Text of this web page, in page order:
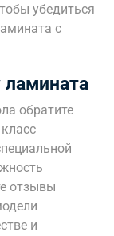
убедиться
с
обратите
отзывы
и